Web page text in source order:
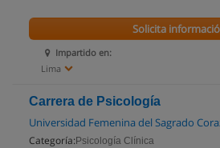
Impartido en:
Lima
Solicita
Carrera de Psicología
Universidad Femenina del Sagrado
Categoría: Psicología Clínica